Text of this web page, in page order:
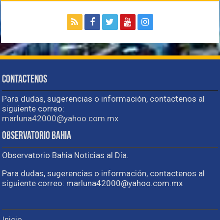
Contactenos
Para dudas, sugerencias o información, contactenos al
siguiente correo:
marluna42000@yahoo.com.mx
Observatorio Bahia
Observatorio Bahia Noticias al Día.
Para dudas, sugerencias o información, contactenos al
siguiente correo: marluna42000@yahoo.com.mx